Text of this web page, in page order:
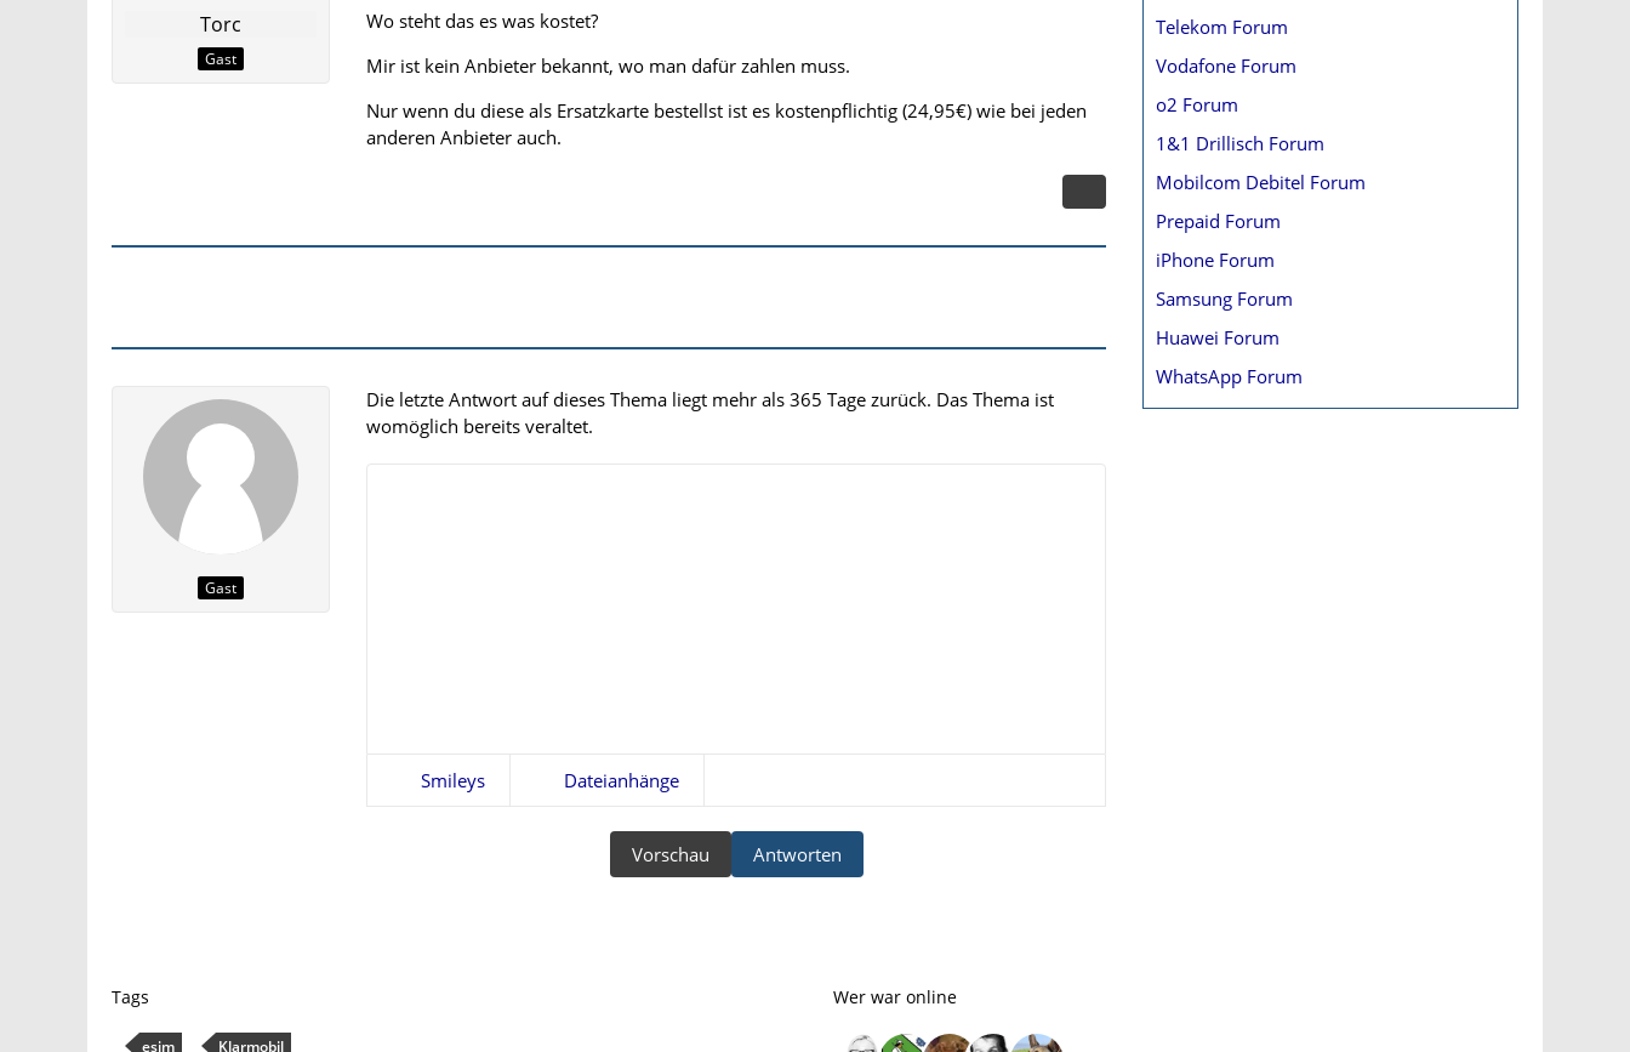
Torc
Gast
Wo steht das es was kostet?
Mir ist kein Anbieter bekannt, wo man dafür zahlen muss.
Nur wenn du diese als Ersatzkarte bestellst ist es kostenpflichtig (24,95€) wie bei jeden
anderen Anbieter auch.
Gast
Die letzte Antwort auf dieses Thema liegt mehr als 365 Tage zurück. Das Thema ist
womöglich bereits veraltet.
Smileys Dateianhänge
Antworten
Vorschau
Telekom Forum
Vodafone Forum
o2 Forum
1&1 Drillisch Forum
Mobilcom Debitel Forum
Prepaid Forum
iPhone Forum
Samsung Forum
Huawei Forum
WhatsApp Forum
Tags
esim Klarmobil
Wer war online